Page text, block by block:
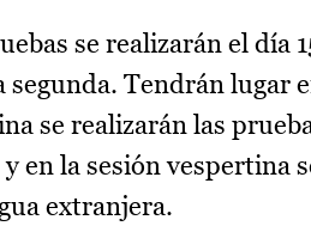
se realizarán el día
segunda. Tendrán lugar
se realizarán las
y en la sesión vespertina
extranjera.